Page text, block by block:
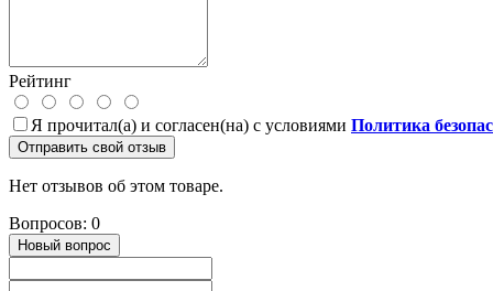
Рейтинг
Я прочитал(а) и согласен(на) с условиями Политика
Отправить свой отзыв
Нет отзывов об этом товаре.
Вопросов: 0
Новый вопрос